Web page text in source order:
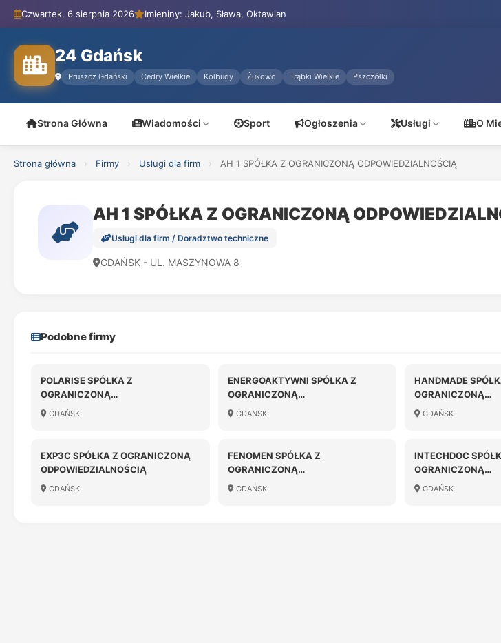
Czwartek, 6 sierpnia 2026 Imieniny: Jakub, Sława, Oktawian
24 Gdańsk
Pruszcz Gdański Cedry Wielkie Kolbudy Żukowo Trąbki Wielkie Pszczółki
Strona Główna Wiadomości Sport Ogłoszenia Usługi O
Strona główna › Firmy › Usługi dla firm › AH 1 SPÓŁKA Z OGRANICZONĄ ODPOWIEDZIALNOŚCIĄ
AH 1 SPÓŁKA Z OGRANICZONĄ
Usługi dla firm / Doradztwo techniczne
GDAŃSK - UL. MASZYNOWA 8
Podobne firmy
POLARISE SPÓŁKA Z
OGRANICZONĄ
ODPOWIEDZIALNOŚCIĄ
GDAŃSK
ENERGOAKTYWNI SPÓŁKA Z
OGRANICZONĄ
ODPOWIEDZIALNOŚCIĄ
GDAŃSK
HANDMADE
OGRANICZONĄ
GDAŃSK
EXP3C SPÓŁKA Z OGRANICZONĄ
ODPOWIEDZIALNOŚCIĄ
GDAŃSK
FENOMEN SPÓŁKA Z
OGRANICZONĄ
ODPOWIEDZIALNOŚCIĄ
GDAŃSK
INTECHDOC
OGRANICZONĄ
GDAŃSK